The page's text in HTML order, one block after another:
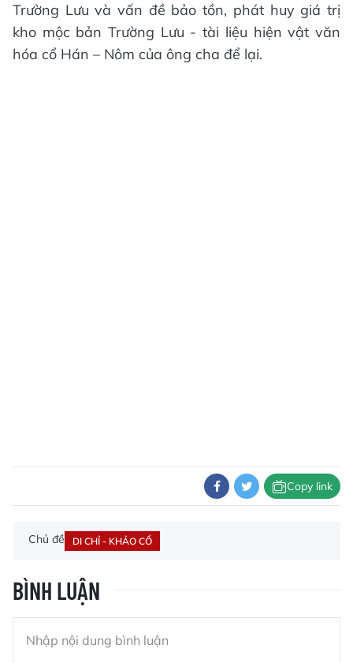
Trường Lưu và vấn đề bảo tồn, phát huy giá trị
kho mộc bản Trường Lưu - tài liệu hiện vật văn
hóa cổ Hán – Nôm của ông cha để lại.
Copy link
Chủ đề DI CHỈ - KHẢO CỔ
BÌNH LUẬN